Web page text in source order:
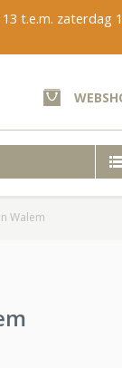
t.e.m. zaterdag
Walem